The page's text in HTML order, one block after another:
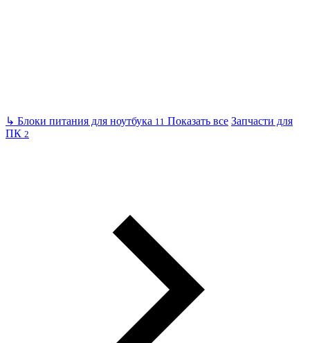
↳ Блоки питания для ноутбука 11 Показать все Запчасти для
ПК 2